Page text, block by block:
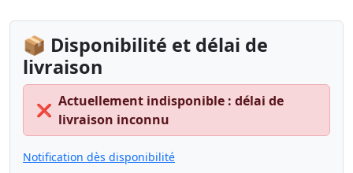
📦 Disponibilité et délai de
livraison
❌
Actuellement indisponible : délai de
livraison inconnu
Notification dès disponibilité